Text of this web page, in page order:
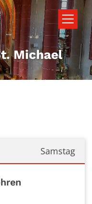
Michael
Samstag